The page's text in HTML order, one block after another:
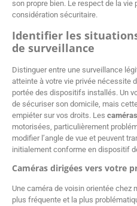
son propre bien. Le respect de la vie
considération sécuritaire.
Identifier les
de surveillance
Distinguer entre une surveillance
atteinte à votre vie privée nécessite
portée des dispositifs installés. Un
de sécuriser son domicile, mais
empiéter sur vos droits. Les caméras
motorisées, particulièrement
modifier l’angle de vue et peuvent
initialement conforme en dispositif
Caméras dirigées vers votre
Une caméra de voisin orientée chez
plus fréquente et la plus